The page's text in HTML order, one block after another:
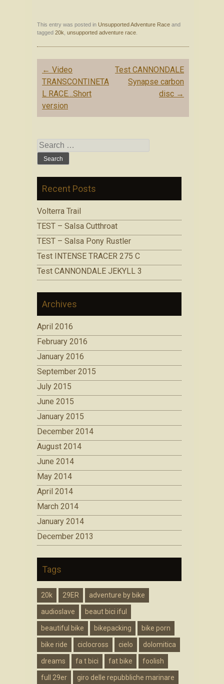
This entry was posted in Unsupported Adventure Race and
tagged 20k unsupported adventure race
Post navigation
← Video
TRANSCONTINETA
L RACE…Short
version
Test CANNONDALE
Synapse carbon
disc →
Search for:
Recent Posts
Volterra Trail
TEST – Salsa Cutthroat
TEST – Salsa Pony Rustler
Test INTENSE TRACER 275 C
Test CANNONDALE JEKYLL 3
Archives
April 2016
February 2016
January 2016
September 2015
July 2015
June 2015
January 2015
December 2014
August 2014
June 2014
May 2014
April 2014
March 2014
January 2014
December 2013
Tags
20k 29ER adventure by bike
audioslave beaut bici iful
beautiful bike bikepacking bike porn
bike ride ciclocross cielo dolomitica
dreams fa t bici fat bike foolish
full 29er giro delle repubbliche marinare